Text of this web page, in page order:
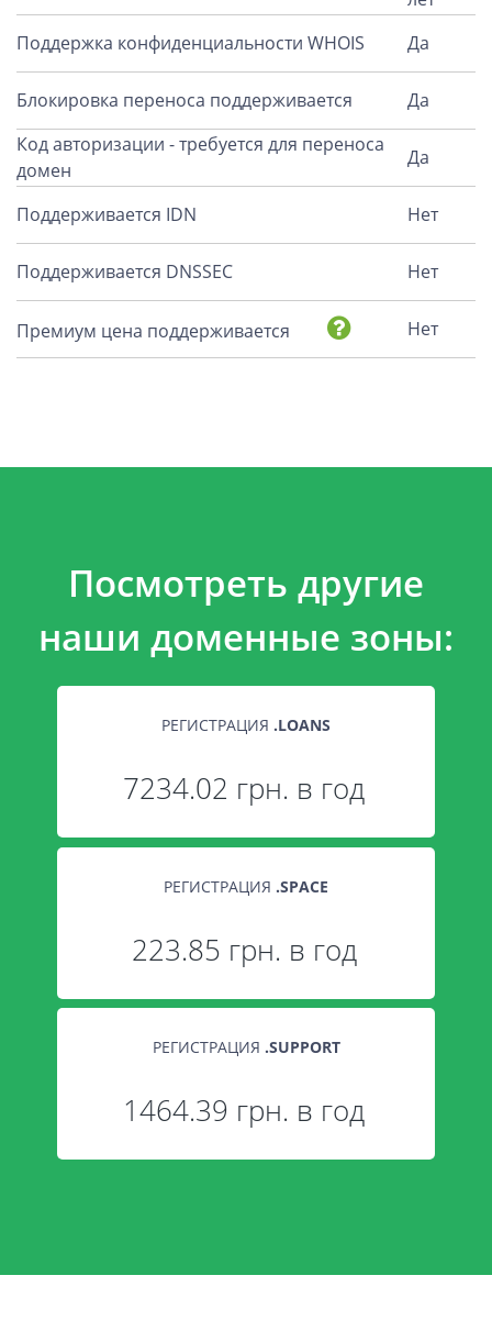
Поддержка конфиденциальности WHOIS
Да
Блокировка переноса поддерживается
Да
Код авторизации - требуется для переноса
домен
Да
Поддерживается IDN Нет
Поддерживается DNSSEC Нет
Премиум цена поддерживается Нет
Посмотреть другие
наши доменные зоны:
РЕГИСТРАЦИЯ .LOANS
7234.02 грн. в год
РЕГИСТРАЦИЯ .SPACE
223.85 грн. в год
РЕГИСТРАЦИЯ .SUPPORT
1464.39 грн. в год